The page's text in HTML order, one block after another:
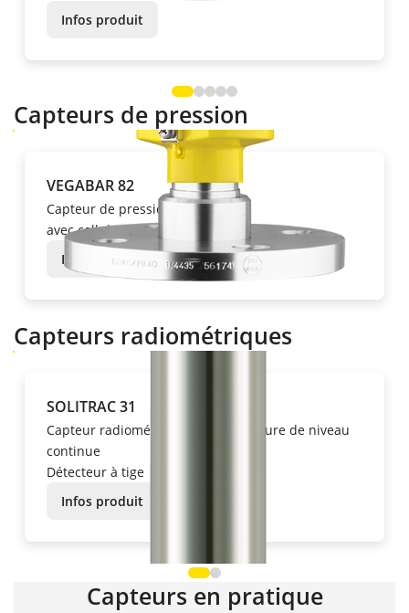
Infos produit
Capteurs de pression
VEGABAR 82
Capteur de pression
avec cellule de mesure céramique
Infos produit
Capteurs radiométriques
SOLITRAC 31
Capteur radiométrique pour la mesure de niveau
continue
Détecteur à tige
Infos produit
Capteurs en pratique